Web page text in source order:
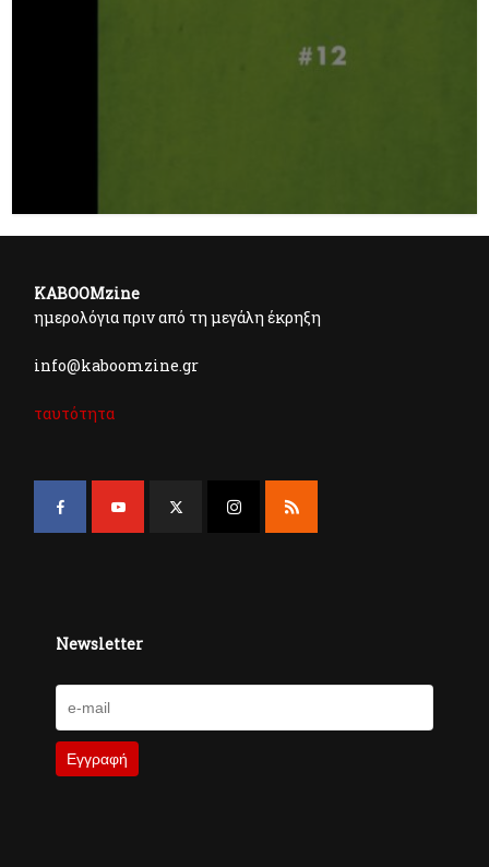
KABOOMzine
ημερολόγια πριν από τη μεγάλη έκρηξη
info@kaboomzine.gr
ταυτότητα
Newsletter